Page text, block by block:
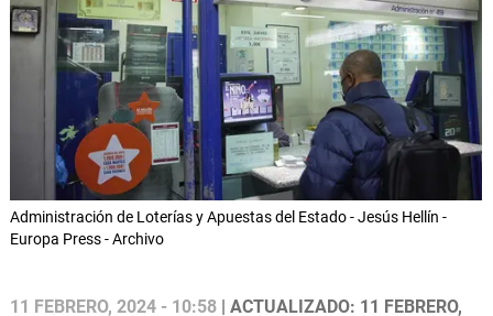
Administración de Loterías y Apuestas del Estado - Jesús Hellín -
Europa Press - Archivo
11 FEBRERO, 2024 - 10:58 | ACTUALIZADO: 11 FEBRERO,